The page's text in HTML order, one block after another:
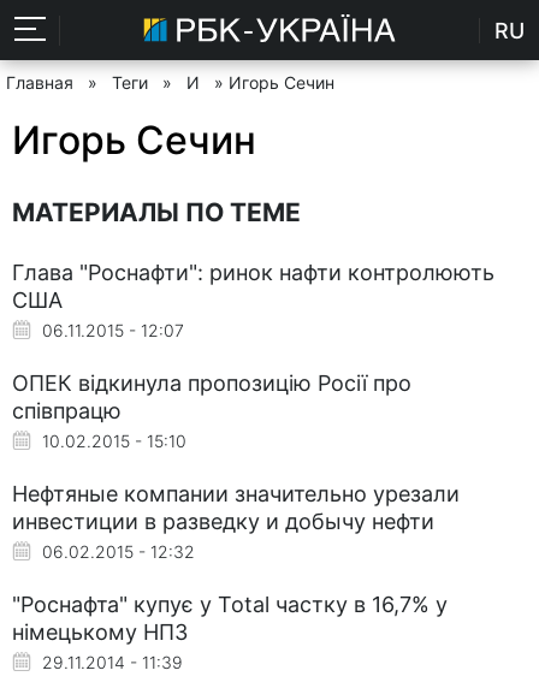
RU
Главная » Теги » И » Игорь Сечин
Игорь Сечин
МАТЕРИАЛЫ ПО ТЕМЕ
Глава "Роснафти": ринок нафти контролюють
США
06.11.2015 - 12:07
ОПЕК відкинула пропозицію Росії про
співпрацю
10.02.2015 - 15:10
Нефтяные компании значительно урезали
инвестиции в разведку и добычу нефти
06.02.2015 - 12:32
"Роснафта" купує у Total частку в 16,7% у
німецькому НПЗ
29.11.2014 - 11:39